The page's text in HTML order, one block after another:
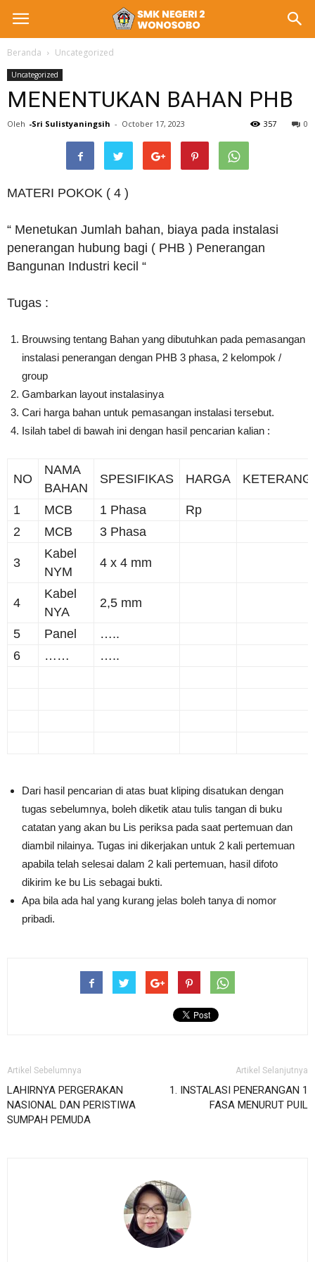
Beranda Uncategorized
Uncategorized
MENENTUKAN BAHAN PHB
Oleh -Sri Sulistyaningsih - October 17, 2023 0
357
MATERI POKOK ( 4 )
“ Menetukan Jumlah bahan, biaya pada instalasi
penerangan hubung bagi ( PHB ) Penerangan
Bangunan Industri kecil “
Tugas :
Brouwsing tentang Bahan yang dibutuhkan pada pemasangan
instalasi penerangan dengan PHB 3 phasa, 2 kelompok /
group
Gambarkan layout instalasinya
Cari harga bahan untuk pemasangan instalasi tersebut.
Isilah tabel di bawah ini dengan hasil pencarian kalian :
NO
NAMA
BAHAN
SPESIFIKAS HARGA
1 MCB 1 Phasa
Rp
2
MCB 3 Phasa
3
Kabel
NYM
4 x 4 mm
4
Kabel
NYA
2,5 mm
5 Panel
…..
6
…… …..
Dari hasil pencarian di atas buat kliping disatukan dengan
tugas sebelumnya, boleh diketik atau tulis tangan di buku
catatan yang akan bu Lis periksa pada saat pertemuan dan
diambil nilainya. Tugas ini dikerjakan untuk 2 kali pertemuan
apabila telah selesai dalam 2 kali pertemuan, hasil difoto
dikirim ke bu Lis sebagai bukti.
Apa bila ada hal yang kurang jelas boleh tanya di nomor
pribadi.
Artikel Sebelumnya
LAHIRNYA PERGERAKAN
NASIONAL DAN PERISTIWA
SUMPAH PEMUDA
Artikel Selanjutnya
1. INSTALASI PENERANGAN 1
FASA MENURUT PUIL